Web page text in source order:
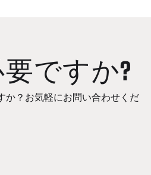
ですか?
か？お気軽にお問い合わせくだ